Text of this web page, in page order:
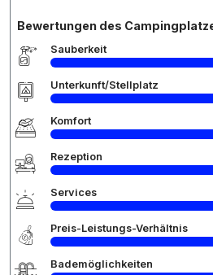
Bewertungen des
Sauberkeit
Unterkunft/Stellplatz
Komfort
Rezeption
Services
Preis-Leistungs-Verhältnis
Bademöglichkeiten